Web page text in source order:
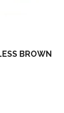
BROWN